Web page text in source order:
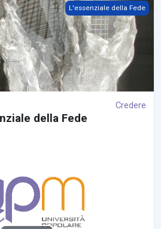
Credere
L'essenziale della Fede
Credere
della Fede